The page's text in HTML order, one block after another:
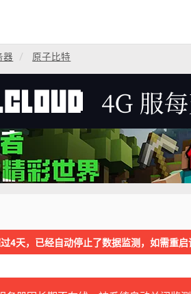
器 原子比特
4天，已经自动停止了数据监测，如需重启